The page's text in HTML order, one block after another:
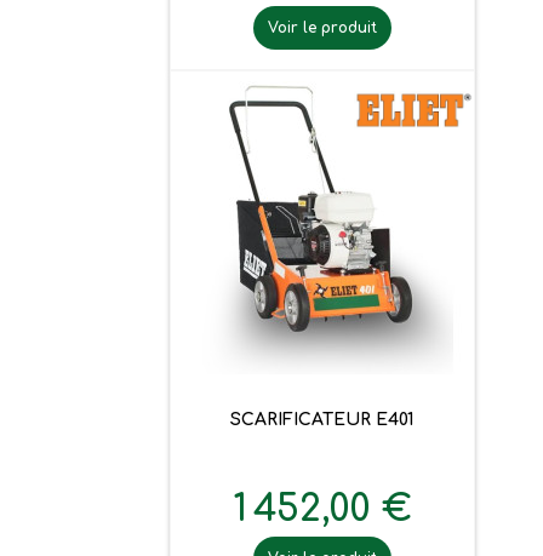
Voir le produit
SCARIFICATEUR E401
1 452,00 €